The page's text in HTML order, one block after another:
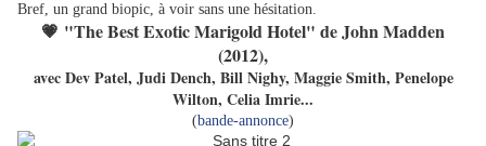
Bref, un grand biopic, à voir sans une hésitation.
💗 "The Best Exotic Marigold Hotel" de John Madden
(2012),
avec Dev Patel, Judi Dench, Bill Nighy, Maggie Smith, Penelope
Wilton, Celia Imrie...
(bande-annonce)